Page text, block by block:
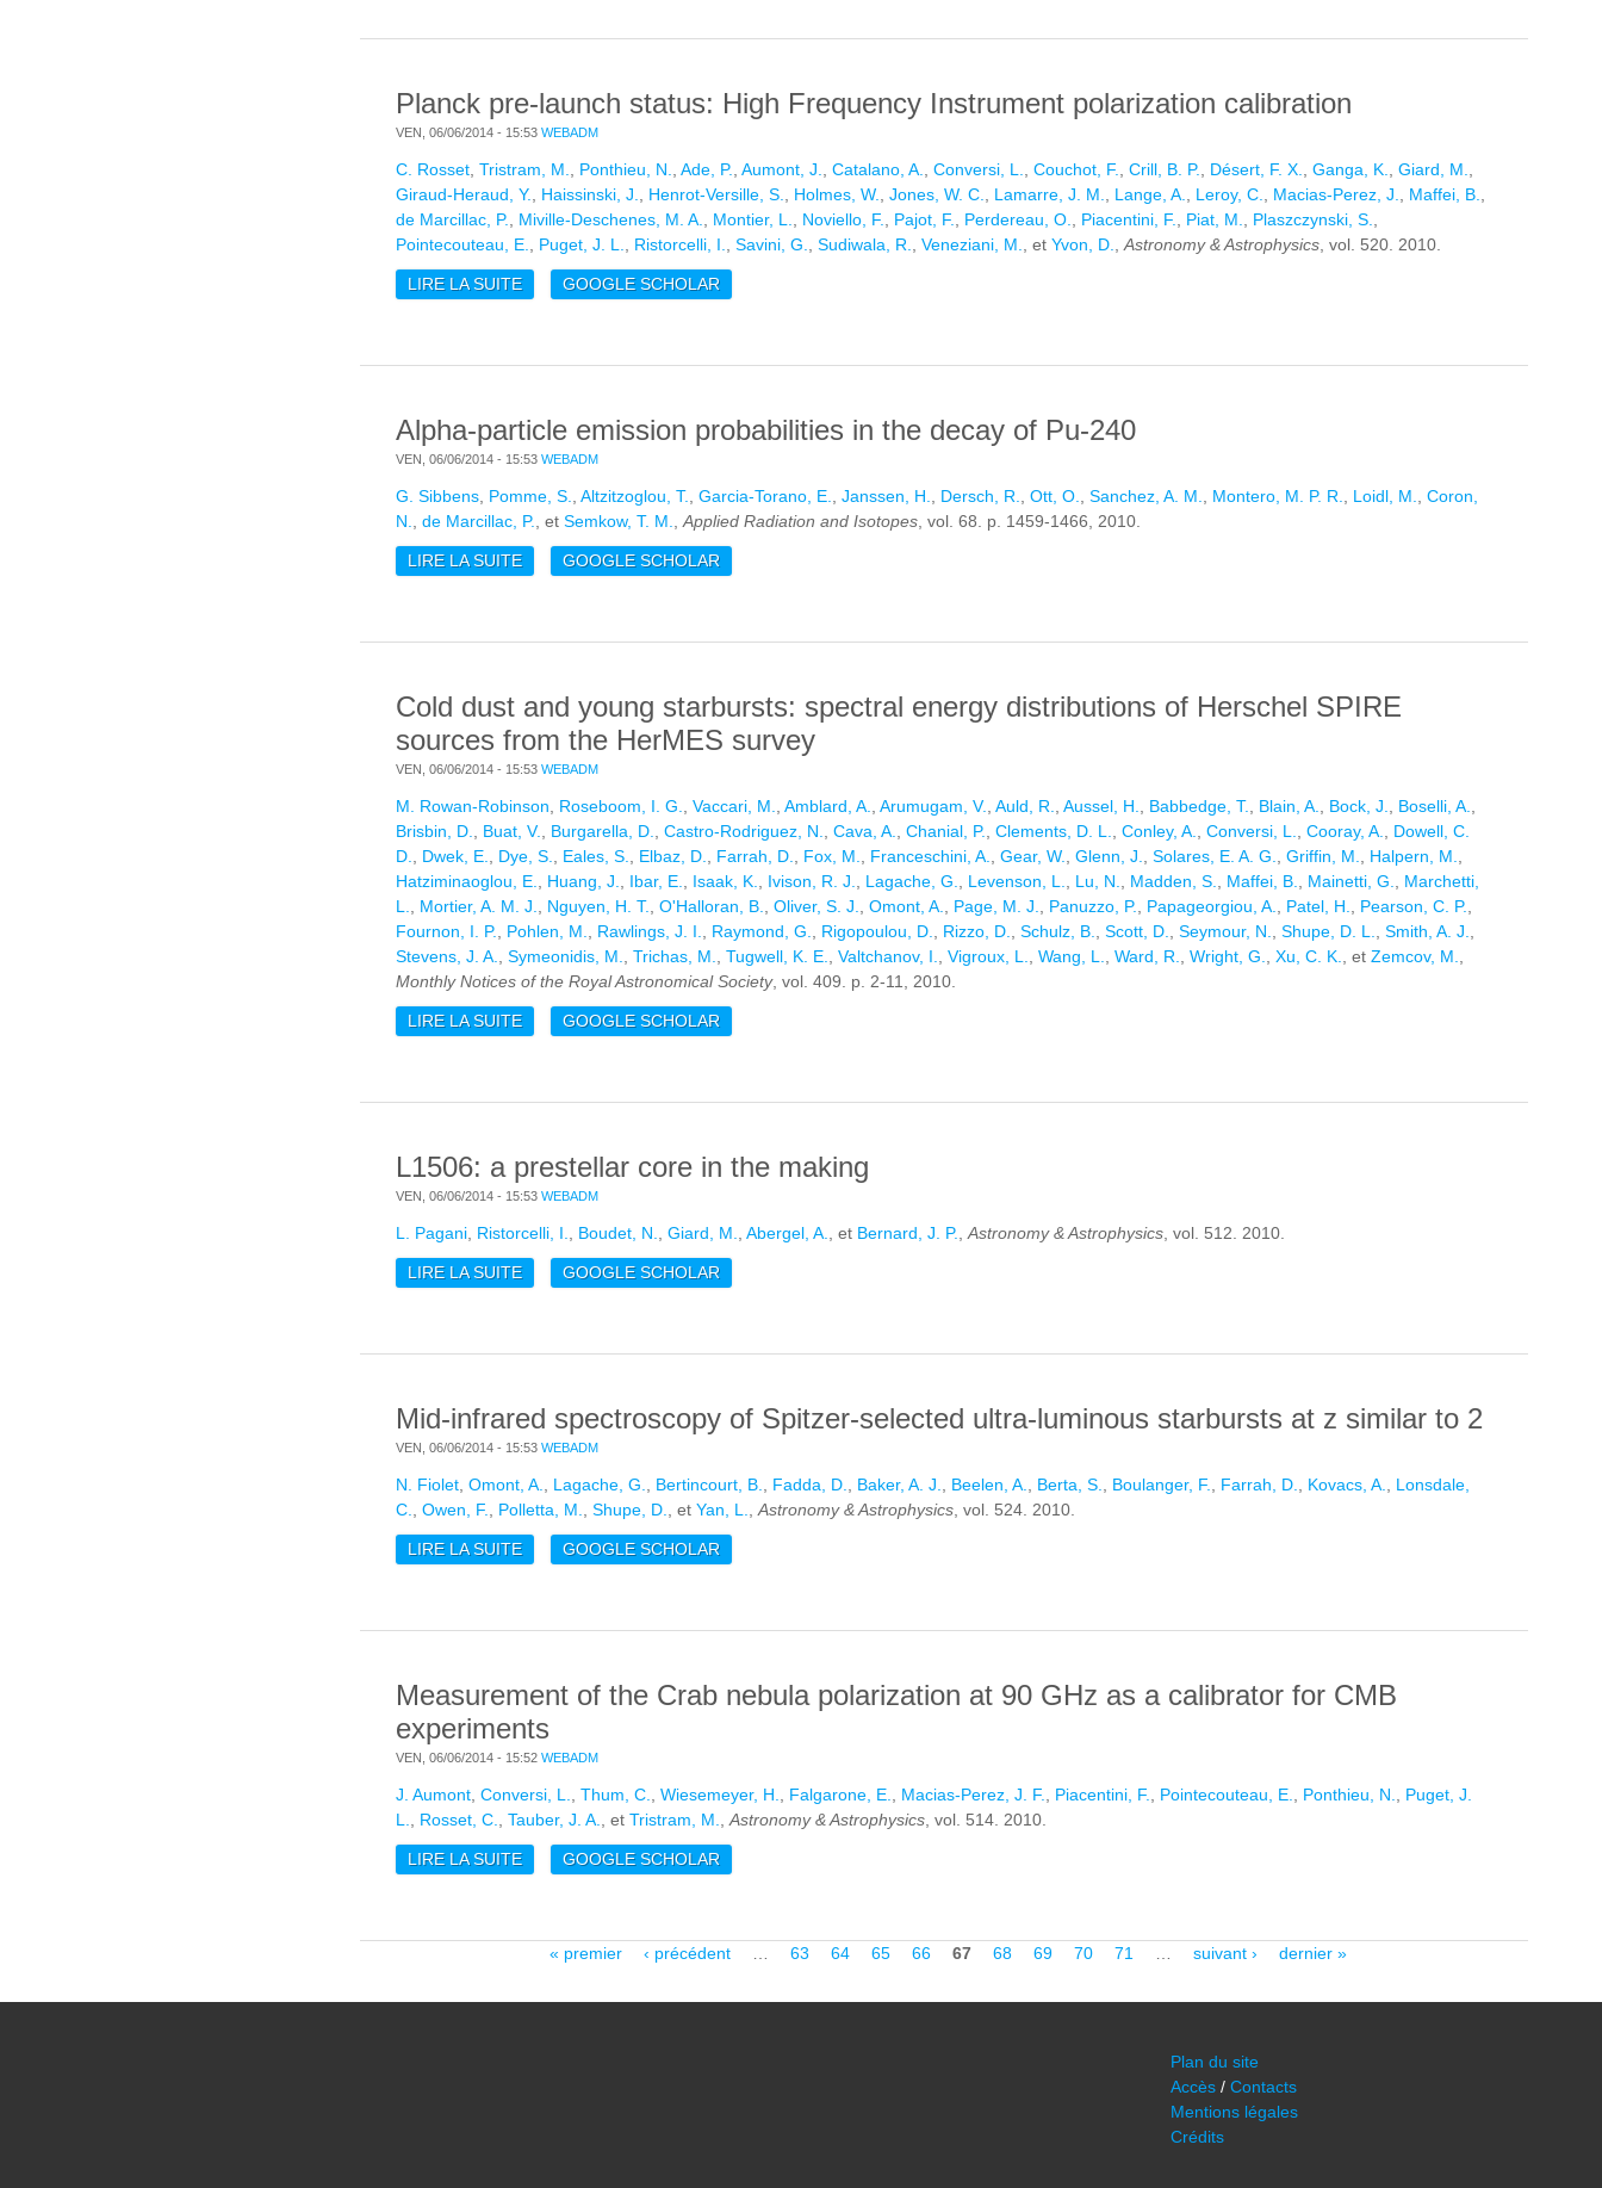
Planck pre-launch status: High Frequency Instrument polarization calibration
VEN, 06/06/2014 - 15:53 WEBADM
C. Rosset, Tristram, M., Ponthieu, N., Ade, P., Aumont, J., Catalano, A., Conversi, L., Couchot, F., Crill, B. P., Désert, F. X., Ganga, K., Giard, M.,
Giraud-Heraud, Y., Haissinski, J., Henrot-Versille, S., Holmes, W., Jones, W. C., Lamarre, J. M., Lange, A., Leroy, C., Macias-Perez, J., Maffei, B.,
de Marcillac, P., Miville-Deschenes, M. A., Montier, L., Noviello, F., Pajot, F., Perdereau, O., Piacentini, F., Piat, M., Plaszczynski, S.,
Pointecouteau, E., Puget, J. L., Ristorcelli, I., Savini, G., Sudiwala, R., Veneziani, M., et Yvon, D.,Astronomy & Astrophysics, vol. 520. 2010.
LIRE LA SUITEDE PLANCK PRE-LAUNCH STATUS: HIGH FREQUENCY INSTRUMENT POLARIZATION CALIBRATION
GOOGLE SCHOLAR
Alpha-particle emission probabilities in the decay of Pu-240
VEN, 06/06/2014 - 15:53 WEBADM
G. Sibbens, Pomme, S., Altzitzoglou, T., Garcia-Torano, E., Janssen, H., Dersch, R., Ott, O., Sanchez, A. M., Montero, M. P. R., Loidl, M., Coron,
N., de Marcillac, P., et Semkow, T. M.,Applied Radiation and Isotopes, vol. 68. p. 1459-1466, 2010.
LIRE LA SUITEDE ALPHA-PARTICLE EMISSION PROBABILITIES IN THE DECAY OF PU-240
GOOGLE SCHOLAR
Cold dust and young starbursts: spectral energy distributions of Herschel SPIRE
sources from the HerMES survey
VEN, 06/06/2014 - 15:53 WEBADM
M. Rowan-Robinson, Roseboom, I. G., Vaccari, M., Amblard, A., Arumugam, V., Auld, R., Aussel, H., Babbedge, T., Blain, A., Bock, J., Boselli, A.,
Brisbin, D., Buat, V., Burgarella, D., Castro-Rodriguez, N., Cava, A., Chanial, P., Clements, D. L., Conley, A., Conversi, L., Cooray, A., Dowell, C.
D., Dwek, E., Dye, S., Eales, S., Elbaz, D., Farrah, D., Fox, M., Franceschini, A., Gear, W., Glenn, J., Solares, E. A. G., Griffin, M., Halpern, M.,
Hatziminaoglou, E., Huang, J., Ibar, E., Isaak, K., Ivison, R. J., Lagache, G., Levenson, L., Lu, N., Madden, S., Maffei, B., Mainetti, G., Marchetti,
L., Mortier, A. M. J., Nguyen, H. T., O'Halloran, B., Oliver, S. J., Omont, A., Page, M. J., Panuzzo, P., Papageorgiou, A., Patel, H., Pearson, C. P.,
Fournon, I. P., Pohlen, M., Rawlings, J. I., Raymond, G., Rigopoulou, D., Rizzo, D., Schulz, B., Scott, D., Seymour, N., Shupe, D. L., Smith, A. J.,
Stevens, J. A., Symeonidis, M., Trichas, M., Tugwell, K. E., Valtchanov, I., Vigroux, L., Wang, L., Ward, R., Wright, G., Xu, C. K., et Zemcov, M.,
Monthly Notices of the Royal Astronomical Society, vol. 409. p. 2-11, 2010.
LIRE LA SUITEDE COLD DUST AND YOUNG STARBURSTS: SPECTRAL ENERGY DISTRIBUTIONS OF HERSCHEL SPIRE SOURCES FROM THE
GOOGLE SCHOLAR
L1506: a prestellar core in the making
VEN, 06/06/2014 - 15:53 WEBADM
L. Pagani, Ristorcelli, I., Boudet, N., Giard, M., Abergel, A., et Bernard, J. P.,Astronomy & Astrophysics, vol. 512. 2010.
LIRE LA SUITEDE L1506: A PRESTELLAR CORE IN THE MAKING
GOOGLE SCHOLAR
Mid-infrared spectroscopy of Spitzer-selected ultra-luminous starbursts at z similar to 2
VEN, 06/06/2014 - 15:53 WEBADM
N. Fiolet, Omont, A., Lagache, G., Bertincourt, B., Fadda, D., Baker, A. J., Beelen, A., Berta, S., Boulanger, F., Farrah, D., Kovacs, A., Lonsdale,
C., Owen, F., Polletta, M., Shupe, D., et Yan, L.,Astronomy & Astrophysics, vol. 524. 2010.
LIRE LA SUITEDE MID-INFRARED SPECTROSCOPY OF SPITZER-SELECTED ULTRA-LUMINOUS STARBURSTS AT Z SIMILAR TO 2
GOOGLE SCHOLAR
Measurement of the Crab nebula polarization at 90 GHz as a calibrator for CMB
experiments
VEN, 06/06/2014 - 15:52 WEBADM
J. Aumont, Conversi, L., Thum, C., Wiesemeyer, H., Falgarone, E., Macias-Perez, J. F., Piacentini, F., Pointecouteau, E., Ponthieu, N., Puget, J.
L., Rosset, C., Tauber, J. A., et Tristram, M.,Astronomy & Astrophysics, vol. 514. 2010.
LIRE LA SUITEDE MEASUREMENT OF THE CRAB NEBULA POLARIZATION AT 90 GHZ AS A CALIBRATOR FOR CMB EXPERIMENTS
GOOGLE SCHOLAR
« premier ‹ précédent … 63 64 65 66 67 68 69 70 71 … suivant › dernier »
Plan du site
Accès / Contacts
Mentions légales
Crédits